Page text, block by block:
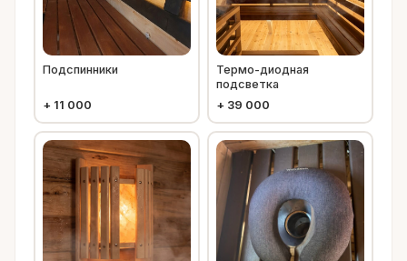
Подспинники
+ 11 000
Термо-диодная
подсветка
+ 39 000